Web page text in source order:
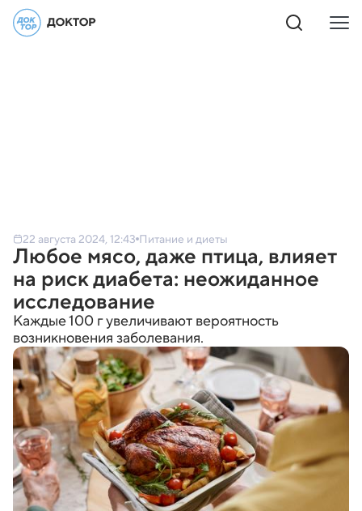
22 августа 2024, 12:43 Питание и диеты
Любое мясо, даже птица, влияет
на риск диабета: неожиданное
исследование
Каждые 100 г увеличивают вероятность
возникновения заболевания.